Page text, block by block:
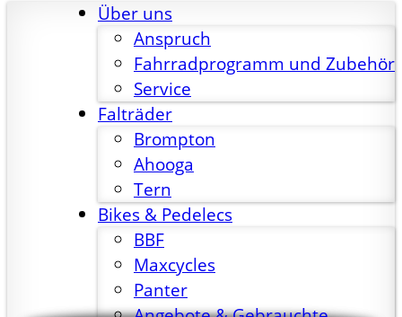
Über uns
Anspruch
Fahrradprogramm und Zubehör
Service
Falträder
Brompton
Ahooga
Tern
Bikes & Pedelecs
BBF
Maxcycles
Panter